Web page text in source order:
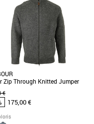
Barbour pas cher et Promos
Barbour
vous propose cet élégant pull
Holden avec un col zippé.
dans une belle [...]
Zip Through Knitted Jumper
€
175,00 €